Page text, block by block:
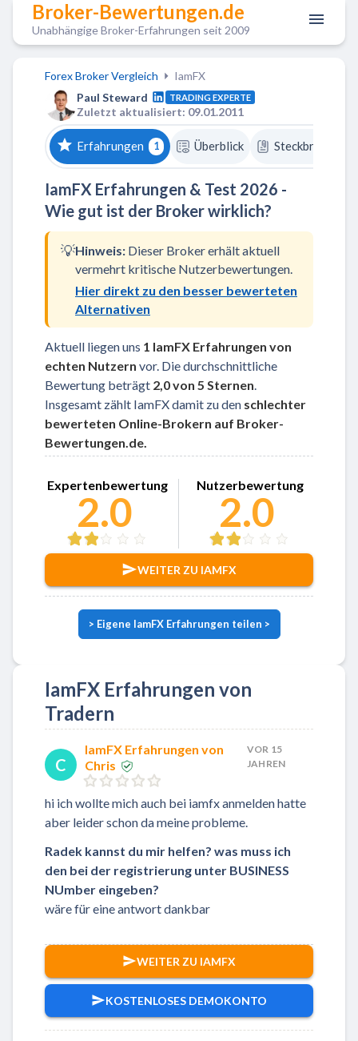
Broker-Bewertungen.de
Unabhängige Broker-Erfahrungen seit 2009
Forex Broker Vergleich
IamFX
Paul Steward
TRADING EXPERTE
Zuletzt aktualisiert: 09.01.2011
Erfahrungen 1 Überblick Steckbrief
IamFX Erfahrungen & Test 2026 -
Wie gut ist der Broker wirklich?
💡Hinweis: Dieser Broker erhält aktuell
vermehrt kritische Nutzerbewertungen.
Hier direkt zu den besser bewerteten
Alternativen
Aktuell liegen uns 1 IamFX Erfahrungen von
echten Nutzern vor. Die durchschnittliche
Bewertung beträgt 2,0 von 5 Sternen
Insgesamt zählt IamFX damit zu den schlechter
bewerteten Online-Brokern auf Broker-
Bewertungen.de.
Zu IamFX
Expertenbewertung
2.0
Nutzerbewertung
2.0
WEITER ZU IAMFX
> Eigene IamFX Erfahrungen teilen >
IamFX Erfahrungen von
Tradern
C
IamFX Erfahrungen von
Chris
VOR 15
JAHREN
hi ich wollte mich auch bei iamfx anmelden hatte
aber leider schon da meine probleme.
Radek kannst du mir helfen? was muss ich
den bei der registrierung unter BUSINESS
NUmber eingeben?
wäre für eine antwort dankbar
WEITER ZU IAMFX
KOSTENLOSES DEMOKONTO